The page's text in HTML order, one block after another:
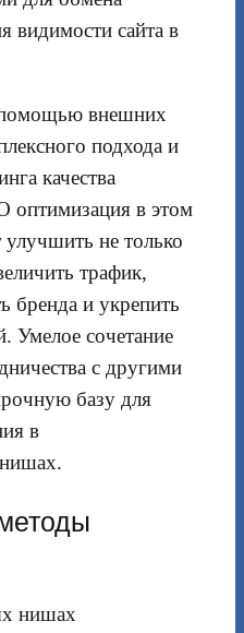
видимости сайта в
внешних
подхода и
качества
оптимизация в этом
улучшить не только
трафик,
бренда и укрепить
Умелое сочетание
с другими
базу для
в
нишах